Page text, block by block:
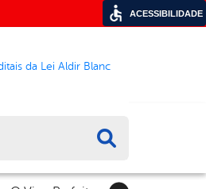
da Lei Aldir Blanc
ACESSIBILIDADE